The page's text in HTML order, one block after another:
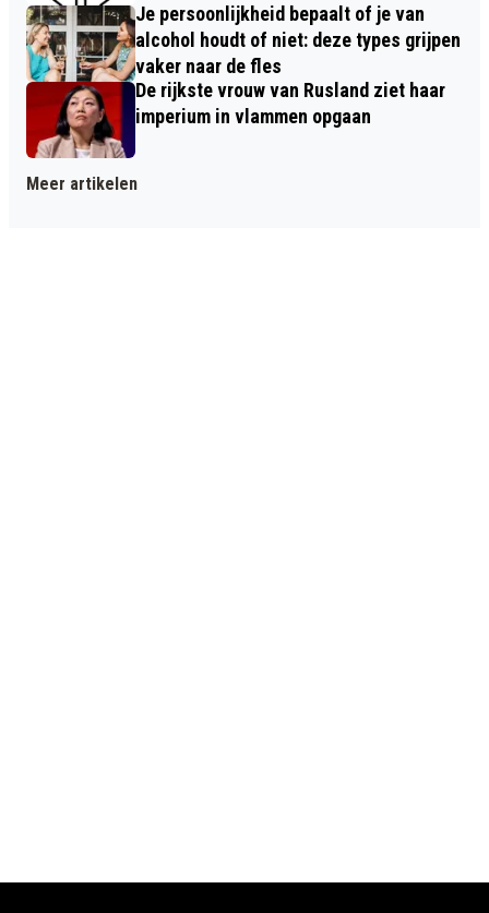
Je persoonlijkheid bepaalt of je van
alcohol houdt of niet: deze types grijpen
vaker naar de fles
De rijkste vrouw van Rusland ziet haar
imperium in vlammen opgaan
Meer artikelen